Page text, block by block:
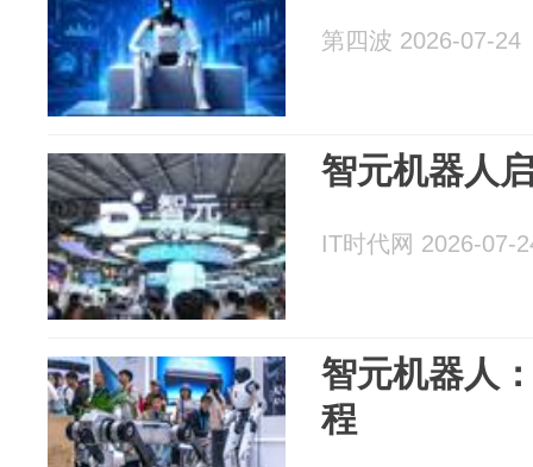
第四波 2026-07-24
智元机器人
IT时代网 2026-07-
智元机器人
程